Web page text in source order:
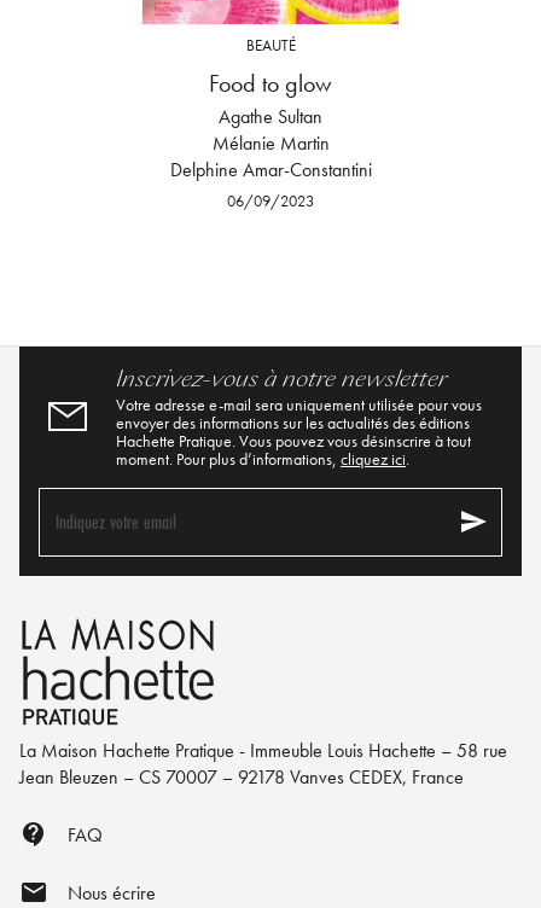
BEAUTÉ
Food to glow
Agathe Sultan
Mélanie Martin
Delphine Amar-Constantini
06/09/2023
Inscrivez-vous à notre newsletter
Votre adresse e-mail sera uniquement utilisée pour vous
envoyer des informations sur les actualités des éditions
Hachette Pratique. Vous pouvez vous désinscrire à tout
moment. Pour plus d’informations, cliquez ici.
Indiquez votre email send
La Maison Hachette Pratique - Immeuble Louis Hachette – 58 rue
Jean Bleuzen – CS 70007 – 92178 Vanves CEDEX, France
contact_support FAQ
mail Nous écrire